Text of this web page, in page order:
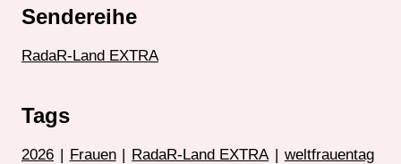
Sendereihe
RadaR-Land EXTRA
Tags
2026 | Frauen | RadaR-Land EXTRA | weltfrauentag